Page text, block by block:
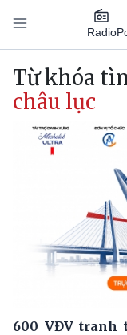
Nhảy đến nội dung
Radio
Main
Từ khóa
châu lục
600 VĐV tranh